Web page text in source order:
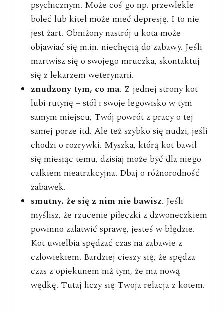
psychicznym. Może coś go np. przewlekle
boleć lub kiteł może mieć depresję. I to nie
jest żart. Obniżony nastrój u kota może
objawiać się m.in. niechęcią do zabawy. Jeśli
martwisz się o swojego mruczka, skontaktuj
się z lekarzem weterynarii.
znudzony tym, co ma. Z jednej strony kot
lubi rutynę – stół i swoje legowisko w tym
samym miejscu, Twój powrót z pracy o tej
samej porze itd. Ale też szybko się nudzi, jeśli
chodzi o rozrywki. Myszka, którą kot bawił
się miesiąc temu, dzisiaj może być dla niego
całkiem nieatrakcyjna. Dbaj o różnorodność
zabawek.
smutny, że się z nim nie bawisz. Jeśli
myślisz, że rzucenie piłeczki z dzwoneczkiem
powinno załatwić sprawę, jesteś w błędzie.
Kot uwielbia spędzać czas na zabawie z
człowiekiem. Bardziej cieszy się, że spędza
czas z opiekunem niż tym, że ma nową
wędkę. Tutaj liczy się Twoja relacja z kotem.